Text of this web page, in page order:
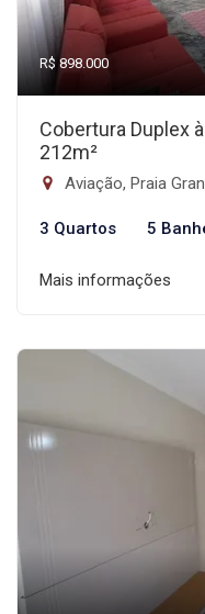
R$ 898.000
Cobertura Duplex
212m²
Aviação, Praia
3 Quartos 5
Mais informações